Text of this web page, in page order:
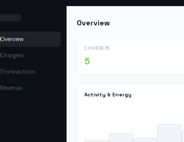
Overview
Chargers
Transactions
Revenue
Overview
CHARGERS
5
Activity & Energy